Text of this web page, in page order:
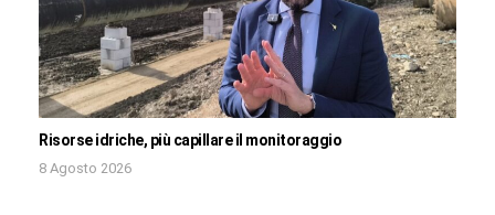
Risorse idriche, più capillare il monitoraggio
8 Agosto 2026